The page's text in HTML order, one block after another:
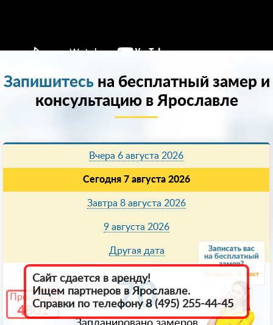
8
Промокод
4801
Запишитесьна бесплатный замер и
консультацию в Ярославле
Вчера 6 августа 2026
Сегодня 7 августа 2026
Завтра 8 августа 2026
9 августа 2026
Другая дата
70
Сайт сдается в аренду!
Ищем партнеров в Ярославле.
Справки по телефону 8 (495) 255-44-45